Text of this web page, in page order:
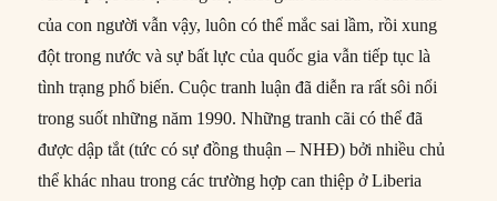
của con người vẫn vậy, luôn có thể mắc sai lầm, rồi xung
đột trong nước và sự bất lực của quốc gia vẫn tiếp tục là
tình trạng phổ biến. Cuộc tranh luận đã diễn ra rất sôi nổi
trong suốt những năm 1990. Những tranh cãi có thể đã
được dập tắt (tức có sự đồng thuận – NHĐ) bởi nhiều chủ
thể khác nhau trong các trường hợp can thiệp ở Liberia